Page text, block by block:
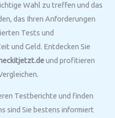
Wahl zu treffen und das
das Ihren Anforderungen
Tests und
und Geld. Entdecken Sie
und profitieren
Testberichte und finden
sind Sie bestens informiert